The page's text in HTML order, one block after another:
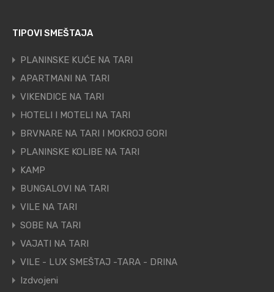
TIPOVI SMEŠTAJA
PLANINSKE KUĆE NA TARI
APARTMANI NA TARI
VIKENDICE NA TARI
HOTELI I MOTELI NA TARI
BRVNARE NA TARI I MOKROJ GORI
PLANINSKE KOLIBE NA TARI
KAMP
BUNGALOVI NA TARI
VILE NA TARI
SOBE NA TARI
VAJATI NA TARI
VILE - LUX SMEŠTAJ -TARA - DRINA
Izdvojeni